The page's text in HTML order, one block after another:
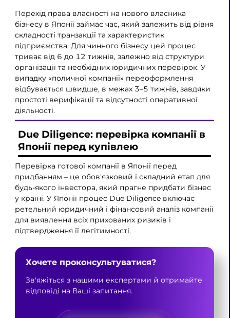
Перехід права власності на нового власника
бізнесу в Японії займає час, який залежить від рівня
складності транзакції та характеристик
підприємства. Для чинного бізнесу цей процес
триває від 6 до 12 тижнів, залежно від структури
організації та необхідних юридичних перевірок. У
випадку «поличної компанії» переоформлення
відбувається швидше, в межах 3–5 тижнів, завдяки
простоті верифікації та відсутності оперативної
діяльності.
Due Diligence: перевірка компанії в
Японії перед купівлею
Перевірка готової компанії в Японії перед
придбанням – це обов'язковий і складний етап для
будь-якого інвестора, який прагне придбати бізнес
у країні. У Японії процес Due Diligence включає
ретельний юридичний і фінансовий аналіз компанії
для виявлення всіх прихованих ризиків і
підтвердження її легітимності.
Хочете проконсультуватися?
Зв'яжіться з нашими експертами й отримайте
відповіді на Ваші запитання.